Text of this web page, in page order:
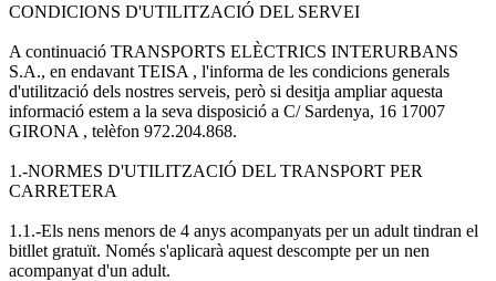
CONDICIONS D'UTILITZACIÓ DEL SERVEI
A continuació TRANSPORTS ELÈCTRICS INTERURBANS
S.A., en endavant TEISA , l'informa de les condicions generals
d'utilització dels nostres serveis, però si desitja ampliar aquesta
informació estem a la seva disposició a C/ Sardenya, 16 17007
GIRONA , telèfon 972.204.868.
1.-NORMES D'UTILITZACIÓ DEL TRANSPORT PER
CARRETERA
1.1.-Els nens menors de 4 anys acompanyats per un adult tindran el
bitllet gratuït. Només s'aplicarà aquest descompte per un nen
acompanyat d'un adult.